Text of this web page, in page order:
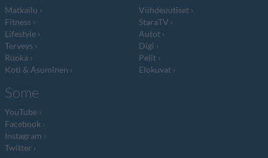
Matkailu
Fitness
Lifestyle
Terveys
Ruoka
Koti & Asuminen
Viihdeuutiset
StaraTV
Autot
Digi
Pelit
Elokuvat
Some
YouTube
Facebook
Instagram
Twitter